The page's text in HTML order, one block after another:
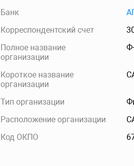
Банк
Корреспондентский счет
Полное название
организации
Короткое название
организации
Тип организации
Расположение организации
Код ОКПО